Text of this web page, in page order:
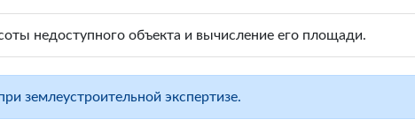
недоступного объекта и вычисление его площади.
землеустроительной экспертизе.